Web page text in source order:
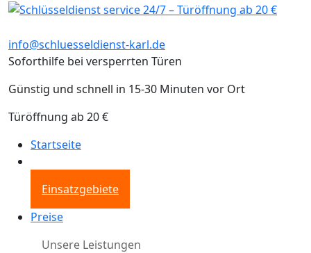
info@schluesseldienst-karl.de
Soforthilfe bei versperrten Türen
Günstig und schnell in 15-30 Minuten vor Ort
Türöffnung ab 20 €
Startseite
Einsatzgebiete
Preise
Unsere Leistungen